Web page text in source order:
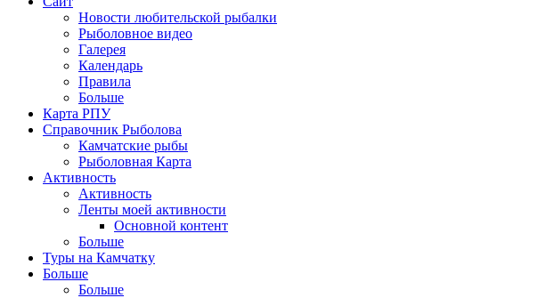
Новости любительской рыбалки
Рыболовное видео
Галерея
Календарь
Правила
Больше
Карта РПУ
Справочник Рыболова
Камчатские рыбы
Рыболовная Карта
Активность
Активность
Ленты моей активности
Основной контент
Больше
Туры на Камчатку
Больше
Больше